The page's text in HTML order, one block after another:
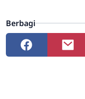
Berbagi